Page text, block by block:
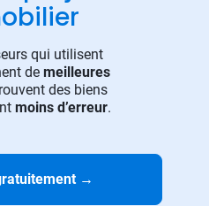
qui utilisent
de meilleures
des biens
moins d’erreur.
→